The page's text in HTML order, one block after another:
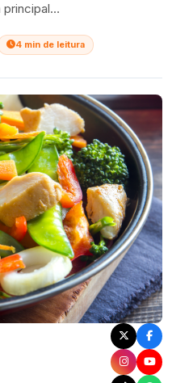
principal…
4 min de leitura